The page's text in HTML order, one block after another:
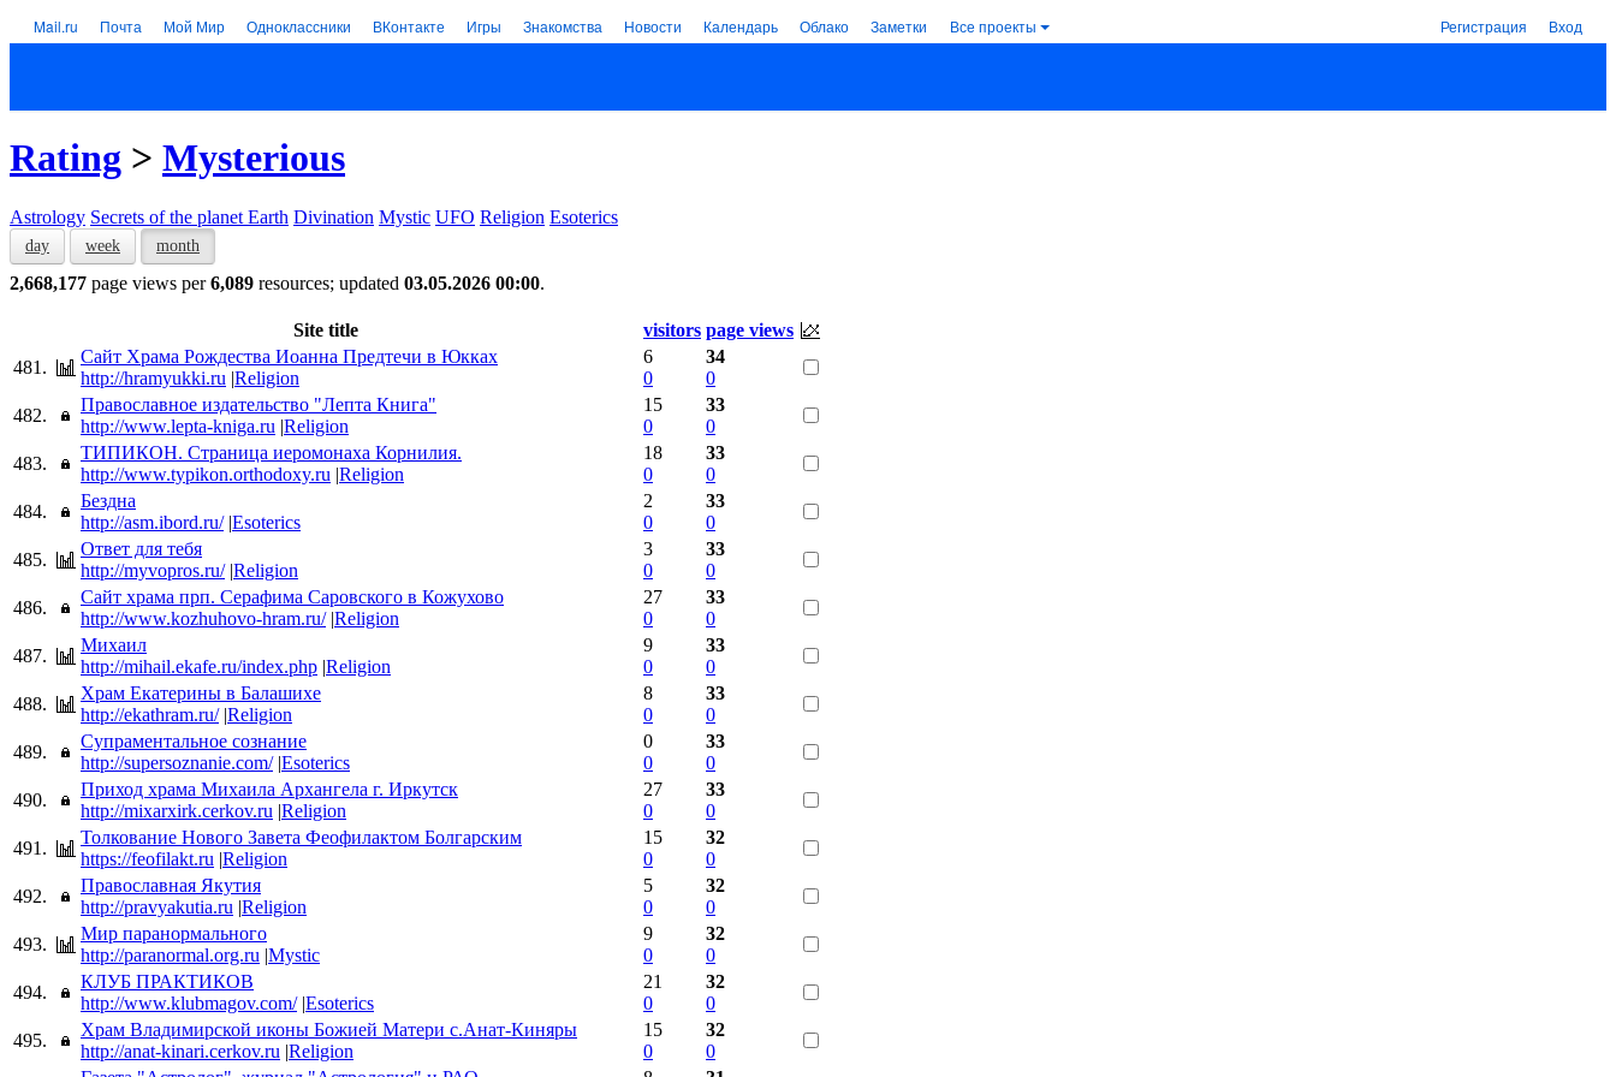
Mail.ru Почта Мой Мир Одноклассники ВКонтакте Игры Знакомства Новости Календарь Облако Заметки Все проекты Регистрация Вход
Rating > Mysterious
Astrology Secrets of the planet Earth Divination Mystic UFO Religion Esoterics
day week month
2,668,177 page views per6,089 resources; updated 03.05.2026 00:00.
Site title visitors page views
481.
Сайт Храма Рождества Иоанна Предтечи в Юкках
http://hramyukki.ru |Religion
6
0
34
0
482.
Православное издательство "Лепта Книга"
http://www.lepta-kniga.ru |Religion
15
0
33
0
483.
ТИПИКОН. Страница иеромонаха Корнилия.
http://www.typikon.orthodoxy.ru |Religion
18
0
33
0
484.
Бездна
http://asm.ibord.ru/ |Esoterics
2
0
33
0
485.
Ответ для тебя
http://myvopros.ru/ |Religion
3
0
33
0
486.
Сайт храма прп. Серафима Саровского в Кожухово
http://www.kozhuhovo-hram.ru/ |Religion
27
0
33
0
487.
Михаил
http://mihail.ekafe.ru/index.php |Religion
9
0
33
0
488.
Храм Екатерины в Балашихе
http://ekathram.ru/ |Religion
8
0
33
0
489.
Супраментальное сознание
http://supersoznanie.com/ |Esoterics
0
0
33
0
490.
Приход храма Михаила Архангела г. Иркутск
http://mixarxirk.cerkov.ru |Religion
27
0
33
0
491.
Толкование Нового Завета Феофилактом Болгарским
https://feofilakt.ru |Religion
15
0
32
0
492.
Православная Якутия
http://pravyakutia.ru |Religion
5
0
32
0
493.
Мир паранормального
http://paranormal.org.ru |Mystic
9
0
32
0
494.
КЛУБ ПРАКТИКОВ
http://www.klubmagov.com/ |Esoterics
21
0
32
0
495.
Храм Владимирской иконы Божией Матери с.Анат-Киняры
http://anat-kinari.cerkov.ru |Religion
15
0
32
0